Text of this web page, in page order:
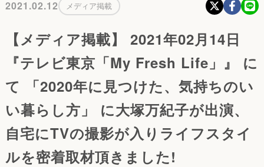
2021.02.12 メディア掲載
【メディア掲載】 2021年02月14日
『テレビ東京「My Fresh Life」』 に
て 「2020年に見つけた、気持ちのい
い暮らし方」 に大塚万紀子が出演、
自宅にTVの撮影が入りライフスタイ
ルを密着取材頂きました!